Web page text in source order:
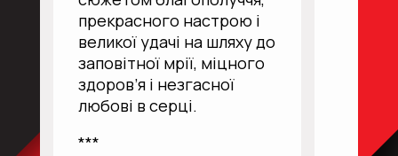
прекрасного настрою і
великої удачі на шляху до
заповітної мрії, міцного
здоров’я і незгасної
любові в серці.
***